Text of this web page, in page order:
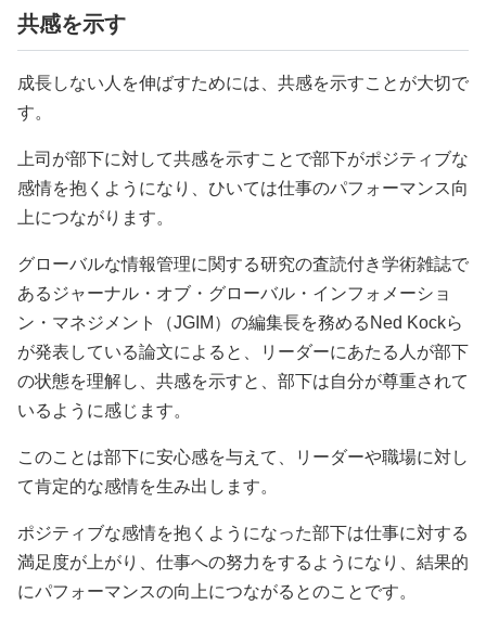
共感を示す
成長しない人を伸ばすためには、共感を示すことが大切で
す。
上司が部下に対して共感を示すことで部下がポジティブな
感情を抱くようになり、ひいては仕事のパフォーマンス向
上につながります。
グローバルな情報管理に関する研究の査読付き学術雑誌で
あるジャーナル・オブ・グローバル・インフォメーショ
ン・マネジメント（JGIM）の編集長を務めるNed Kockら
が発表している論文によると、リーダーにあたる人が部下
の状態を理解し、共感を示すと、部下は自分が尊重されて
いるように感じます。
このことは部下に安心感を与えて、リーダーや職場に対し
て肯定的な感情を生み出します。
ポジティブな感情を抱くようになった部下は仕事に対する
満足度が上がり、仕事への努力をするようになり、結果的
にパフォーマンスの向上につながるとのことです。